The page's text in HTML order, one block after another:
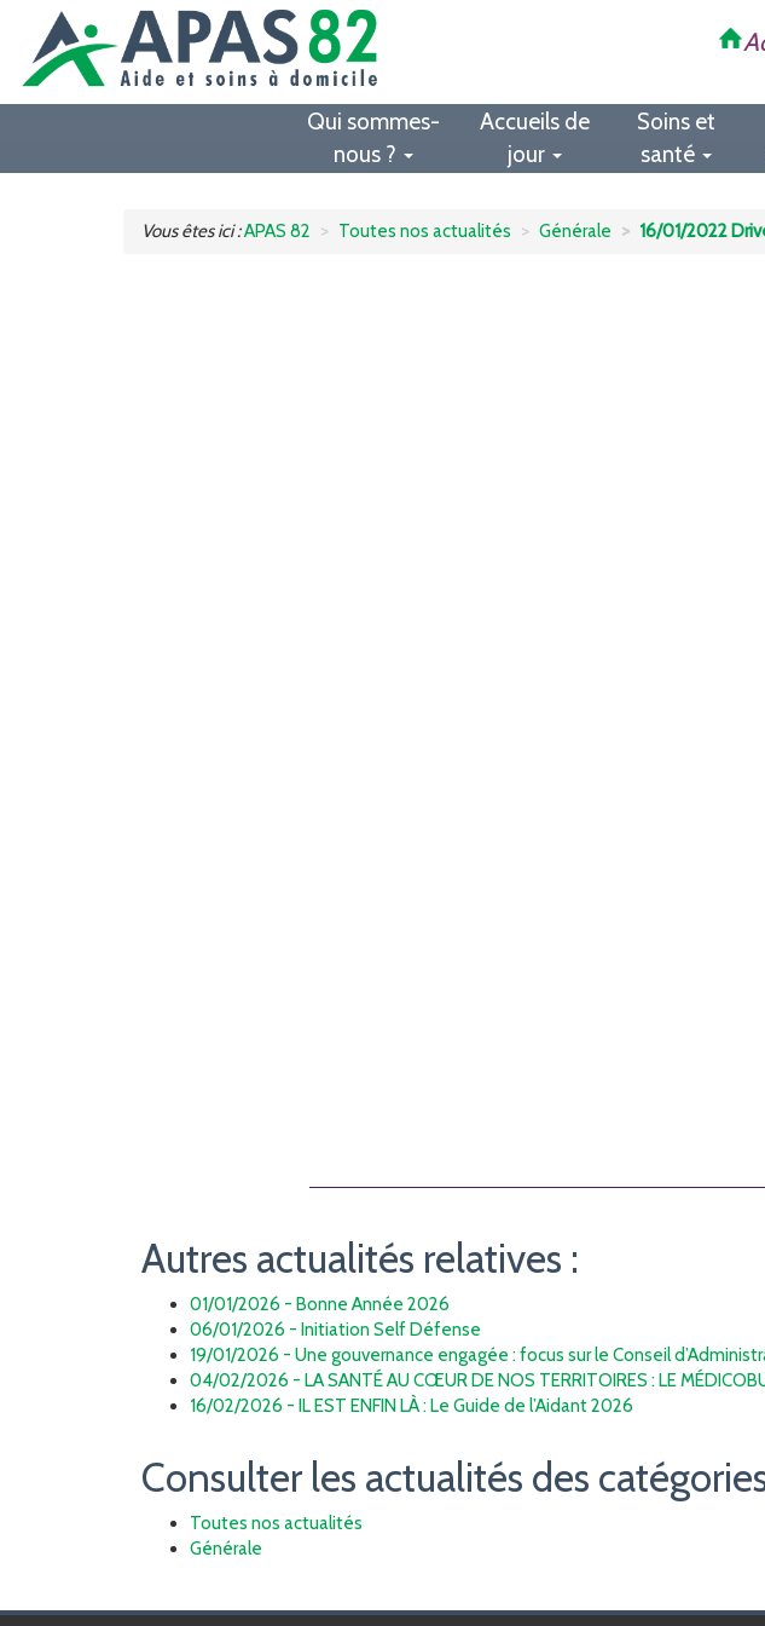
Qui sommes-
nous ?
Accueils de
jour
Soins et
santé
Vous êtes ici :APAS 82 Toutes nos actualités Générale 16/01/2022
Autres actualités relatives :
01/01/2026 - Bonne Année 2026
06/01/2026 - Initiation Self Défense
19/01/2026 - Une gouvernance engagée : focus sur le Conseil
04/02/2026 - LA SANTÉ AU CŒUR DE NOS TERRITOIRES : LE
16/02/2026 - IL EST ENFIN LÀ : Le Guide de l’Aidant 2026
Consulter les actualités des
Toutes nos actualités
Générale